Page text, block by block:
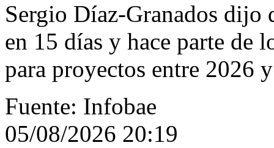
Sergio Díaz-Granados dijo
en 15 días y hace parte de
para proyectos entre 2026
Fuente: Infobae
05/08/2026 20:19